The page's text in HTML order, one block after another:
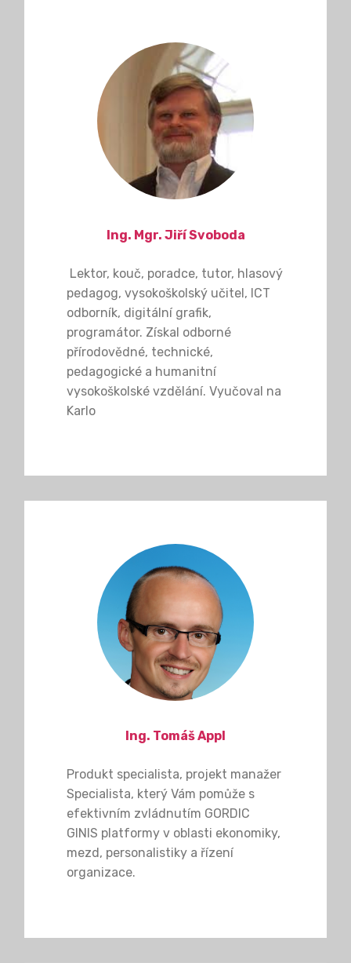
Ing. Mgr. Jiří Svoboda
Lektor, kouč, poradce, tutor, hlasový
pedagog, vysokoškolský učitel, ICT
odborník, digitální grafik,
programátor. Získal odborné
přírodovědné, technické,
pedagogické a humanitní
vysokoškolské vzdělání. Vyučoval na
Karlo
Ing. Tomáš Appl
Produkt specialista, projekt manažer
Specialista, který Vám pomůže s
efektivním zvládnutím GORDIC
GINIS platformy v oblasti ekonomiky,
mezd, personalistiky a řízení
organizace.